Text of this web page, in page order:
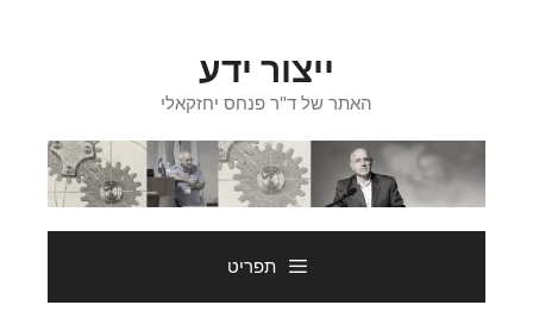
ייצור ידע
האתר של ד"ר פנחס יחזקאלי
תפריט